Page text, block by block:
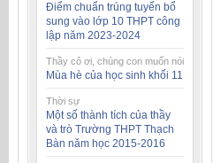
Điểm chuẩn trúng tuyển bổ
sung vào lớp 10 THPT công
lập năm 2023-2024
Thầy cô ơi, chúng con muốn nói
Mùa hè của học sinh khối 11
Thời sự
Một số thành tích của thầy
và trò Trường THPT Thạch
Bàn năm học 2015-2016